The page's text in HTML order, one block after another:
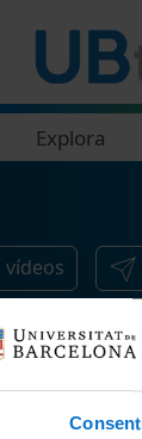
Explora
vídeos